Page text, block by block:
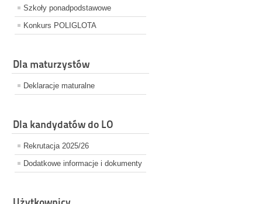
Szkoły ponadpodstawowe
Konkurs POLIGLOTA
Dla maturzystów
Deklaracje maturalne
Dla kandydatów do LO
Rekrutacja 2025/26
Dodatkowe informacje i dokumenty